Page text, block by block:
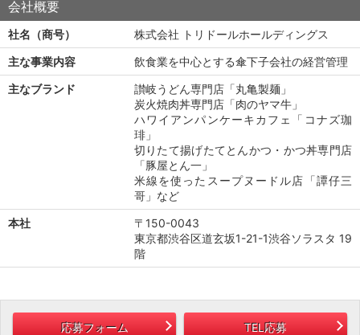
会社概要
社名（商号）
株式会社 トリドールホールディングス
主な事業内容
飲食業を中心とする傘下子会社の経営管理
主なブランド
讃岐うどん専門店「丸亀製麺」
炭火焼肉丼専門店「肉のヤマ牛」
ハワイアンパンケーキカフェ「コナズ珈
琲」
切りたて揚げたてとんかつ・かつ丼専門店
「豚屋とん一」
米線を使ったスープヌードル店「譚仔三
哥」など
本社
〒150-0043
東京都渋谷区道玄坂1-21-1渋谷ソラスタ 19
階
応募フォーム TEL応募